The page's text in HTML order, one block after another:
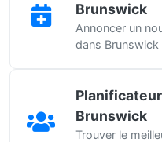
Brunswick
Annoncer un
dans Brunswick
Brunswick
Trouver le